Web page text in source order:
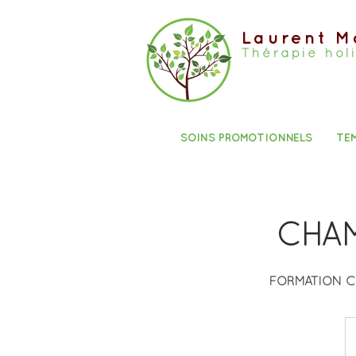
Laurent
Thérapie
SOINS PROMOTIONNELS
FORMATION